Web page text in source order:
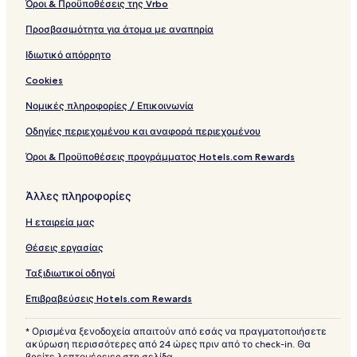
l
Όροι & Προϋποθέσεις της Vrbo
Προσβασιμότητα για άτομα με αναπηρία
Ιδιωτικό απόρρητο
Cookies
Νομικές πληροφορίες / Επικοινωνία
Οδηγίες περιεχομένου και αναφορά περιεχομένου
Όροι & Προϋποθέσεις προγράμματος Hotels.com Rewards
Άλλες πληροφορίες
Η εταιρεία μας
Θέσεις εργασίας
Ταξιδιωτικοί οδηγοί
Επιβραβεύσεις Hotels.com Rewards
* Ορισμένα ξενοδοχεία απαιτούν από εσάς να πραγματοποιήσετε
ακύρωση περισσότερες από 24 ώρες πριν από το check-in. Θα